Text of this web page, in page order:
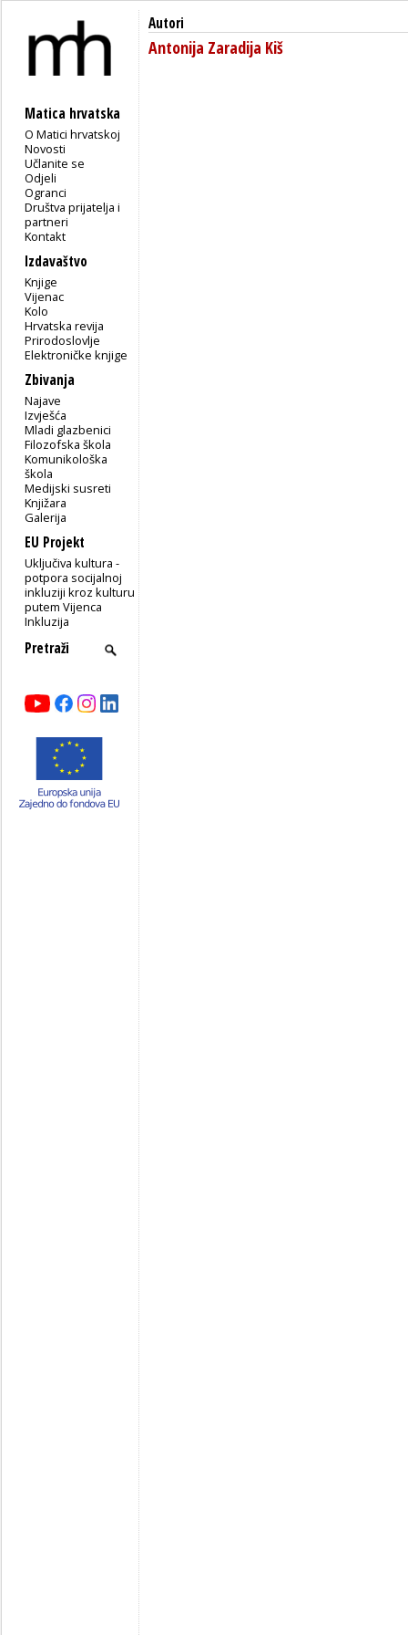
Matica hrvatska
O Matici hrvatskoj
Novosti
Učlanite se
Odjeli
Ogranci
Društva prijatelja i
partneri
Kontakt
Izdavaštvo
Knjige
Vijenac
Kolo
Hrvatska revija
Prirodoslovlje
Elektroničke knjige
Zbivanja
Najave
Izvješća
Mladi glazbenici
Filozofska škola
Komunikološka
škola
Medijski susreti
Knjižara
Galerija
EU Projekt
Uključiva kultura -
potpora socijalnoj
inkluziji kroz kulturu
putem Vijenca
Inkluzija
Autori
Antonija Zaradija Kiš